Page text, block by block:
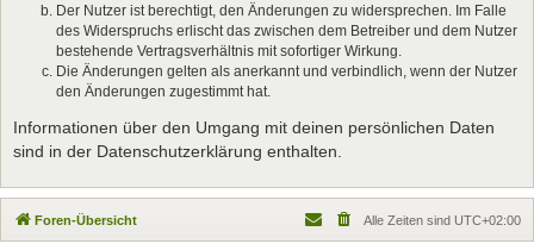
Der Nutzer ist berechtigt, den Änderungen zu widersprechen. Im Falle
des Widerspruchs erlischt das zwischen dem Betreiber und dem Nutzer
bestehende Vertragsverhältnis mit sofortiger Wirkung.
Die Änderungen gelten als anerkannt und verbindlich, wenn der Nutzer
den Änderungen zugestimmt hat.
Informationen über den Umgang mit deinen persönlichen Daten
sind in der Datenschutzerklärung enthalten.
Foren-Übersicht Alle Zeiten sind UTC+02:00